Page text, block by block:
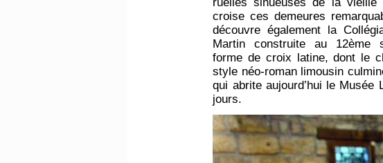
ruelles sinueuses de la vieille
croise ces demeures
découvre également la
Martin construite au 12ème
forme de croix latine, dont le
style néo-roman limousin
qui abrite aujourd’hui le
jours.